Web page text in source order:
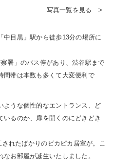
写真一覧を見る >
目黒」駅から徒歩13分の場所に
署」のバス停があり、渋谷駅まで
間帯は本数も多くて大変便利で
ような個性的なエントランス、ど
いるのか、扉を開くのにどきどき
れたばかりのピカピカ居室が。こ
お部屋が誕生いたしました。